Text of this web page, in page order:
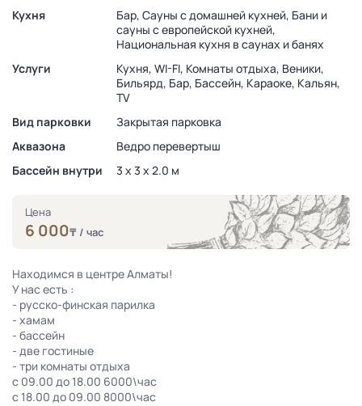
Кухня
Бар, Сауны с домашней кухней, Бани и
сауны с европейской кухней,
Национальная кухня в саунах и банях
Услуги
Кухня, WI-FI, Комнаты отдыха, Веники,
Бильярд, Бар, Бассейн, Караоке, Кальян,
TV
Вид парковки
Закрытая парковка
Аквазона
Ведро перевертыш
Бассейн внутри
3 x 3 x 2.0 м
Цена
6 000₸ / час
Находимся в центре Алматы!
У нас есть :
- русско-финская парилка
- хамам
- бассейн
- две гостиные
- три комнаты отдыха
с 09.00 до 18.00 6000\час
с 18.00 до 09.00 8000\час